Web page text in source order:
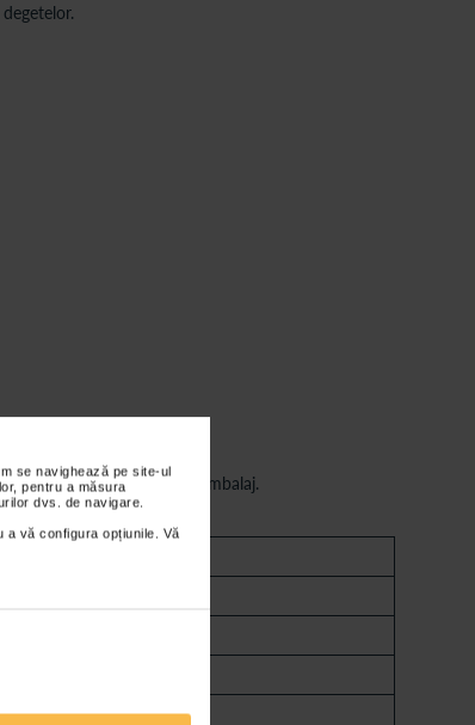
se navighează pe site-ul
pentru a măsura
dvs. de navigare.
a vă configura opțiunile. Vă
indicate pe ambalaj.